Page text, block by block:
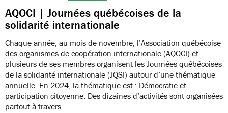
AQOCI | Journées québécoises de la
solidarité internationale
Chaque année, au mois de novembre, l’Association québécoise
des organismes de coopération internationale (AQOCI) et
plusieurs de ses membres organisent les Journées québécoises
de la solidarité internationale (JQSI) autour d’une thématique
annuelle. En 2024, la thématique est : Démocratie et
participation citoyenne. Des dizaines d’activités sont organisées
partout à travers…